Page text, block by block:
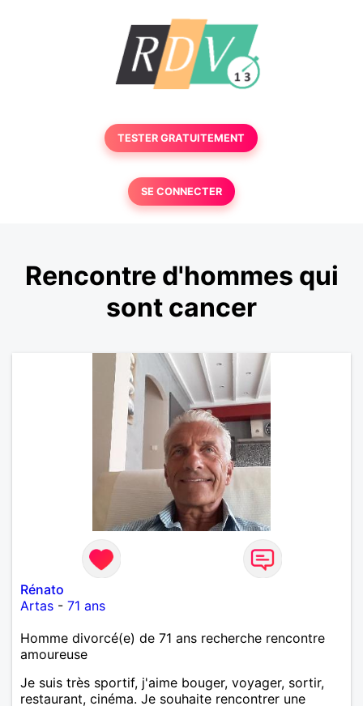
TESTER GRATUITEMENT
SE CONNECTER
Rencontre d'hommes qui
sont cancer
Rénato
Artas - 71 ans
Homme divorcé(e) de 71 ans recherche rencontre
amoureuse
Je suis très sportif, j'aime bouger, voyager, sortir,
restaurant, cinéma. Je souhaite rencontrer une